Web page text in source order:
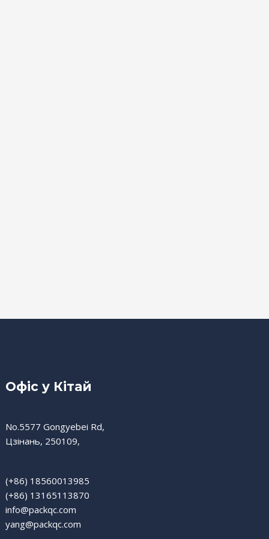
Офіс у Кітай
No.5577 Gongyebei Rd,
Цзінань, 250109,
(+86) 18560013985
(+86) 13165113870
info@packqc.com
yang@packqc.com